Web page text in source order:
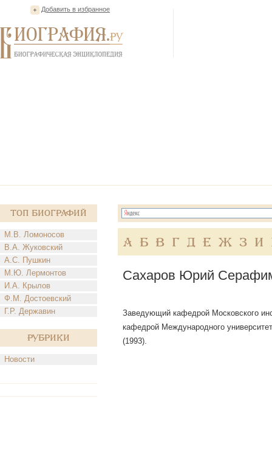
Добавить в избранное
Топ Биографий
М.В. Ломоносов
В.А. Жуковский
А.С. Пушкин
М.Ю. Лермонтов
И.А. Крылов
Ф.М. Достоевский
Г.Р. Державин
Рубрики
Новости
А Б В Г Д Е Ж З И
Сахаров Юрий
Заведующий кафедрой Московского
кафедрой Международного
(1993).